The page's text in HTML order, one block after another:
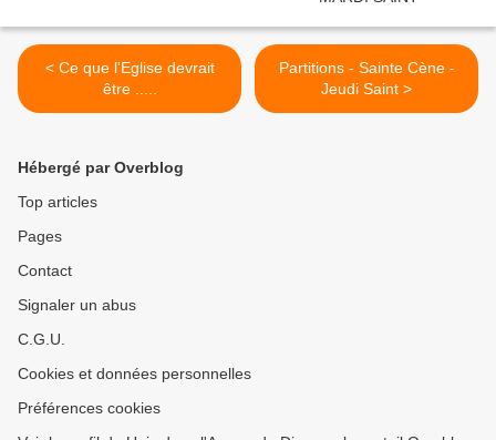
< Ce que l'Eglise devrait
être .....
Partitions - Sainte Cène -
Jeudi Saint >
Hébergé par Overblog
Top articles
Pages
Contact
Signaler un abus
C.G.U.
Cookies et données personnelles
Préférences cookies